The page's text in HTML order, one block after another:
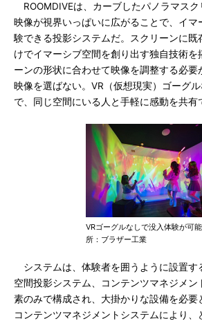
ROOMDIVEは、カーブしたパノラマス
映像が視界いっぱいに広がることで、イマ
験できる投影システムだ。スクリーンに既
けでイマーシブ空間を創り出す独自技術を
ーンの形状に合わせて映像を調整する必要
映像を選ばない。VR（仮想現実）ゴーグ
で、同じ空間にいる人と手軽に感動を共有
VRゴーグルなしで没入体験が可
所：ブラザー工業
システムは、体験者を囲うように設置す
空間投影システム、コンテンツマネジメ
素のみで構成され、大掛かりな設備を必要
コンテンツマネジメントシステムにより、